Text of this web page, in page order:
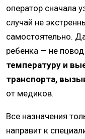
оператор сначала
случай не
самостоятельно.
ребенка — не
температуру и
транспорта,
от медиков.
Все назначения
направит к